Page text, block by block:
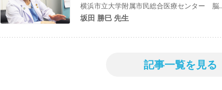
横浜市立大学附属市民総合医療センター 脳
坂田 勝巳 先生
記事一覧を見る